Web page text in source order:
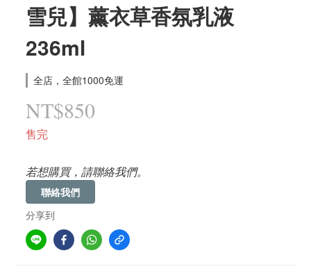
雪兒】薰衣草香氛乳液
236ml
全店，全館1000免運
NT$850
售完
若想購買，請聯絡我們。
聯絡我們
分享到